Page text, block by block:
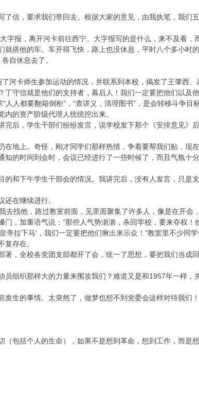
信，要求我们带回去。根据大家的意见，由我执笔，我们
报，离开河卡前往西宁。大字报写的是什么，来不及看，
搭他的车。车开得飞快，路上也没休息，平时八个多小时
自休息去了。
河卡师生参加运动的情况，并联系到本校，揭发了王肇西
守信就是他们的支持者，幕后人！我们一定要把他们以及
人都要翻箱倒柜”，“查讲义，清理图书”，是会转移斗争目
的资产阶级代理人统统挖出来。
后，学生干部们纷纷发言，说学校发下那个《安排意见》
地上。奇怪，刚才同学们那样热情，争着要帮我们贴，现
的时间到会时，会议已经进行了一些时候了，而且气氛十
和下午学生干部会的情况。我讲完后，没有人发言，只是
在继续进行。
找他，路过教室前面，见里面聚集了许多人，像是在开会
，加重语气说：“那些人气势汹汹，杀回学校，要来夺权！
拉下马’，我们一定要把他们揪出来示众！”教室里不少同
存在。
，全校各党团支部都开了会，统一了思想，要把我们当成
组织那样大的力量来围攻我们？难道又是和1957年一样，
生的事情。太突然了，做梦也想不到党委会这样对待我们！
包括个人的生命），如果不是想到革命，想到工作，而是